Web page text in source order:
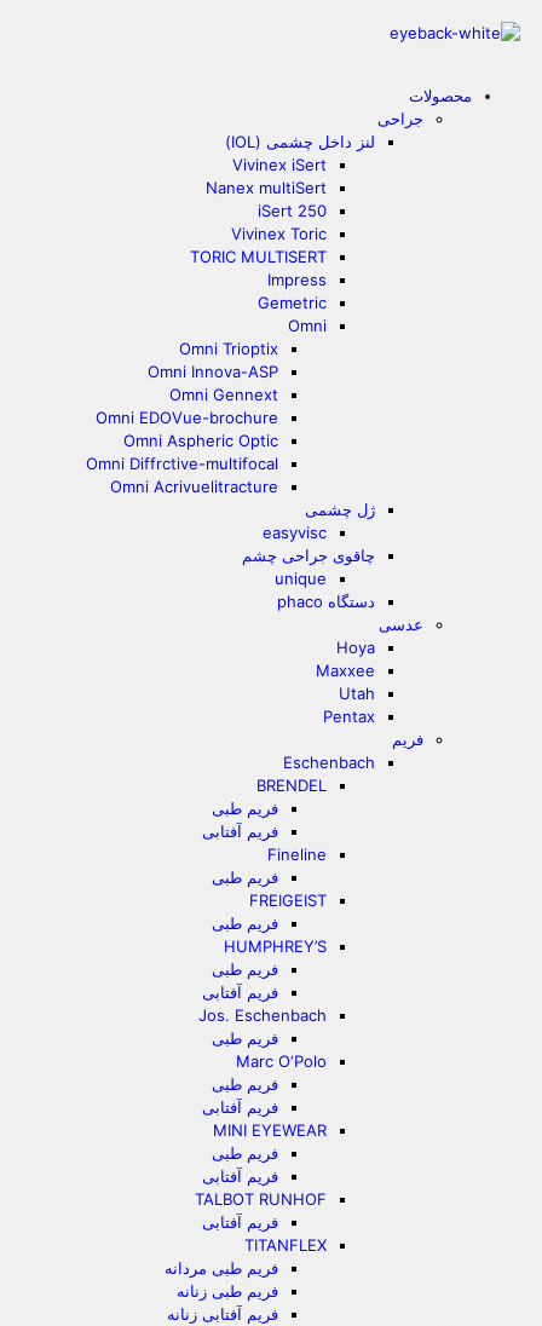
محصولات
جراحی
لنز داخل چشمی (IOL)
Vivinex iSert
Nanex multiSert
iSert 250
Vivinex Toric
TORIC MULTISERT
Impress
Gemetric
Omni
Omni Trioptix
Omni Innova-ASP
Omni Gennext
Omni EDOVue-brochure
Omni Aspheric Optic
Omni Diffrctive-multifocal
Omni Acrivuelitracture
ژل چشمی
easyvisc
چاقوی جراحی چشم
unique
دستگاه phaco
عدسی
Hoya
Maxxee
Utah
Pentax
فریم
Eschenbach
BRENDEL
فریم طبی
فریم آفتابی
Fineline
فریم طبی
FREIGEIST
فریم طبی
HUMPHREY’S
فریم طبی
فریم آفتابی
Jos. Eschenbach
فریم طبی
Marc O‘Polo
فریم طبی
فریم آفتابی
MINI EYEWEAR
فریم طبی
فریم آفتابی
TALBOT RUNHOF
فریم آفتابی
TITANFLEX
فریم طبی مردانه
فریم طبی زنانه
فریم آفتابی زنانه